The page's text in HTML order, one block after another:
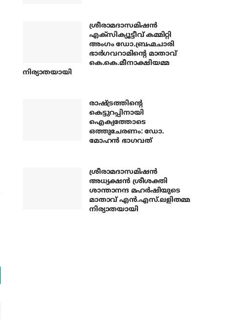
ശ്രീരാമദാസമിഷന്‍
എക്‌സിക്യൂട്ടീവ് കമ്മിറ്റി
അംഗം ഡോ.ബ്രഹ്മചാരി
ഭാര്‍ഗവറാമിന്റെ മാതാവ്
കെ.കെ.മീനാക്ഷിയമ്മ
നിര്യാതയായി
രാഷ്ട്രത്തിന്റെ
കെട്ടുറപ്പിനായി
ഐക്യത്തോടെ
ഒത്തുചേരണം: ഡോ.
മോഹന്‍ ഭാഗവത്
ശ്രീരാമദാസമിഷന്‍
അധ്യക്ഷന്‍ ശ്രീശക്തി
ശാന്താനന്ദ മഹര്‍ഷിയുടെ
മാതാവ് എന്‍.എസ്.ലളിതമ്മ
നിര്യാതയായി